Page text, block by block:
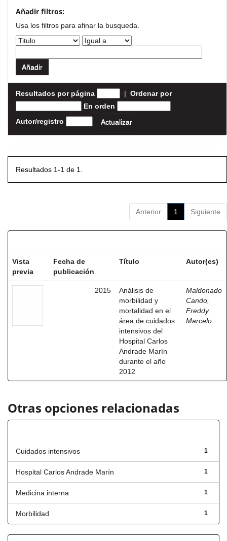
Añadir filtros:
Usa los filtros para afinar la busqueda.
Resultados por página | Ordenar por
En orden
Autor/registro
Resultados 1-1 de 1.
Anterior 1 Siguiente
Vista
previa
Fecha de
publicación
Título Autor(es)
2015
Análisis de
morbilidad y
mortalidad en el
área de cuidados
intensivos del
Hospital Carlos
Andrade Marín
durante el año
2012
Maldonado
Cando,
Freddy
Marcelo
Otras opciones relacionadas
1
Cuidados intensivos
1
Hospital Carlos Andrade Marín
1
Medicina interna
1
Morbilidad